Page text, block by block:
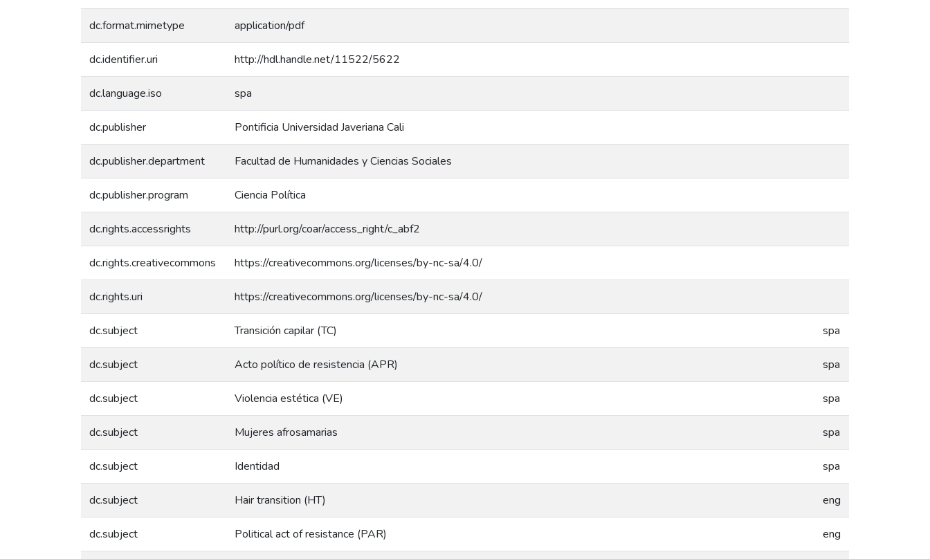
dc.format.mimetype application/pdf
dc.identifier.uri http://hdl.handle.net/11522/5622
dc.language.iso spa
dc.publisher Pontificia Universidad Javeriana Cali
dc.publisher.department Facultad de Humanidades y Ciencias Sociales
dc.publisher.program Ciencia Política
dc.rights.accessrights http://purl.org/coar/access_right/c_abf2
dc.rights.creativecommons https://creativecommons.org/licenses/by-nc-sa/4.0/
dc.rights.uri https://creativecommons.org/licenses/by-nc-sa/4.0/
dc.subject Transición capilar (TC) spa
dc.subject Acto político de resistencia (APR) spa
dc.subject Violencia estética (VE) spa
dc.subject Mujeres afrosamarias spa
dc.subject Identidad spa
dc.subject Hair transition (HT) eng
dc.subject Political act of resistance (PAR) eng